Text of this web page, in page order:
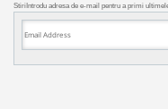
StiriIntrodu adresa de e-mail pentru a primi